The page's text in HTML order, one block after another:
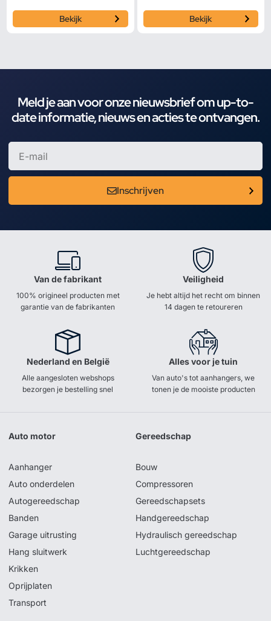
Bekijk Bekijk
Meld je aan voor onze nieuwsbrief om up-to-
date informatie, nieuws en acties te ontvangen.
Inschrijven
Van de fabrikant
100% origineel producten met
garantie van de fabrikanten
Veiligheid
Je hebt altijd het recht om binnen
14 dagen te retoureren
Nederland en België
Alle aangesloten webshops
bezorgen je bestelling snel
Alles voor je tuin
Van auto's tot aanhangers, we
tonen je de mooiste producten
Auto motor
Aanhanger
Auto onderdelen
Autogereedschap
Banden
Garage uitrusting
Hang sluitwerk
Krikken
Oprijplaten
Transport
Gereedschap
Bouw
Compressoren
Gereedschapsets
Handgereedschap
Hydraulisch gereedschap
Luchtgereedschap